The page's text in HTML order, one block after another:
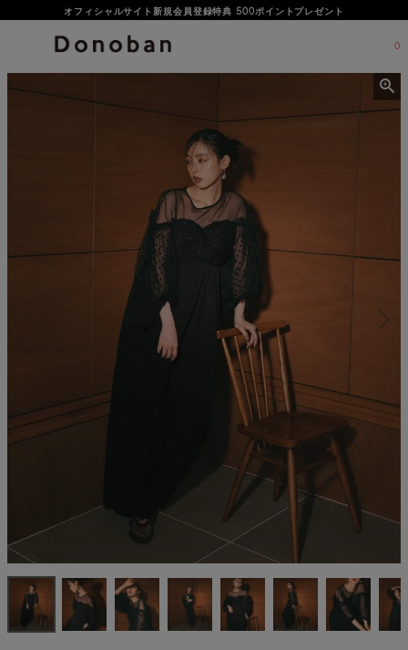
オフィシャルサイト新規会員登録特典 500ポイントプレゼント
0